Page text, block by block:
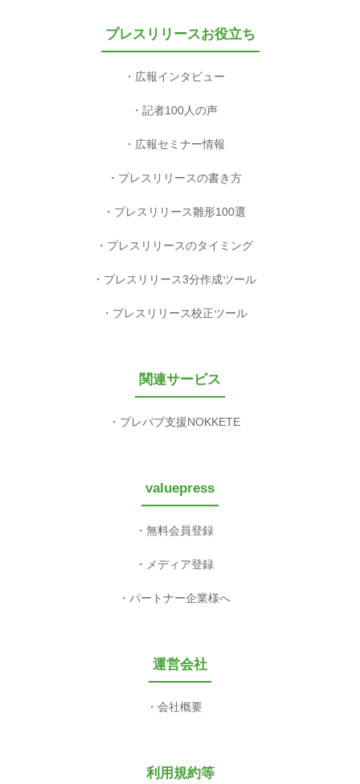
プレスリリースお役立ち
広報インタビュー
記者100人の声
広報セミナー情報
プレスリリースの書き方
プレスリリース雛形100選
プレスリリースのタイミング
プレスリリース3分作成ツール
プレスリリース校正ツール
関連サービス
プレパブ支援NOKKETE
valuepress
無料会員登録
メディア登録
パートナー企業様へ
運営会社
会社概要
利用規約等